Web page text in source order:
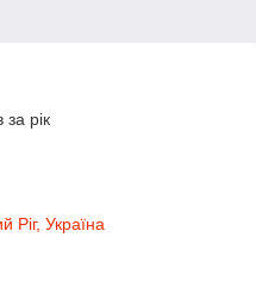
за рік
Ріг, Україна